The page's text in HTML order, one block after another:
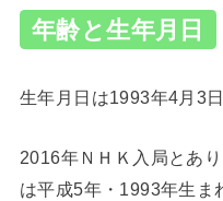
年齢と生年月日
生年月日は1993年4月3
2016年ＮＨＫ入局とあ
は平成5年・1993年生ま